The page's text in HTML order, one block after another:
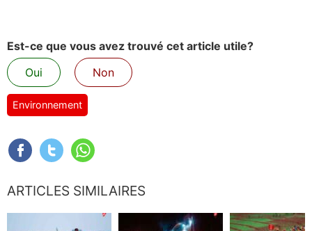
Est-ce que vous avez trouvé cet article utile?
Oui
Non
Environnement
ARTICLES SIMILAIRES